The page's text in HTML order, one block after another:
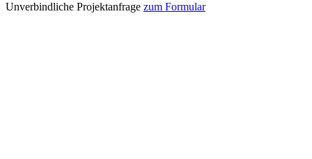
Unverbindliche Projektanfrage zum Formular